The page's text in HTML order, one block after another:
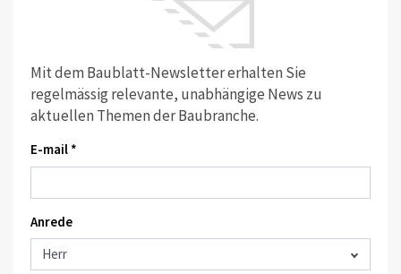
Mit dem Baublatt-Newsletter erhalten Sie
regelmässig relevante, unabhängige News zu
aktuellen Themen der Baubranche.
E-mail *
Anrede